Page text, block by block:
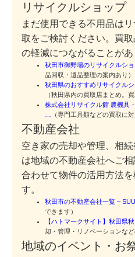
リサイクルショップ
まだ使用できる不用品は
取をご検討ください。買
の軽減につながることがあ
秋田市御野場のリサイクルシ
品回収・遺品整理の案内あり）
秋田県のおすすめリサイクル
（秋田県内の買取店まとめ。
株式会社リサイクル館 農機具
（専門工具類などの買取に
不動産会社
空き家の売却や管理、相
は地域の不動産会社へご
合わせて物件の活用方法
す。
秋田市の不動産会社一覧 –
できます）
【ハトマークサイト】秋田県
却・管理・リノベーションなど
地域のイベント・お